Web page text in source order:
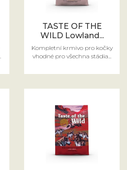
TASTE OF THE
WILD Lowland...
Kompletní krmivo pro kočky
vhodné pro všechna stádia...